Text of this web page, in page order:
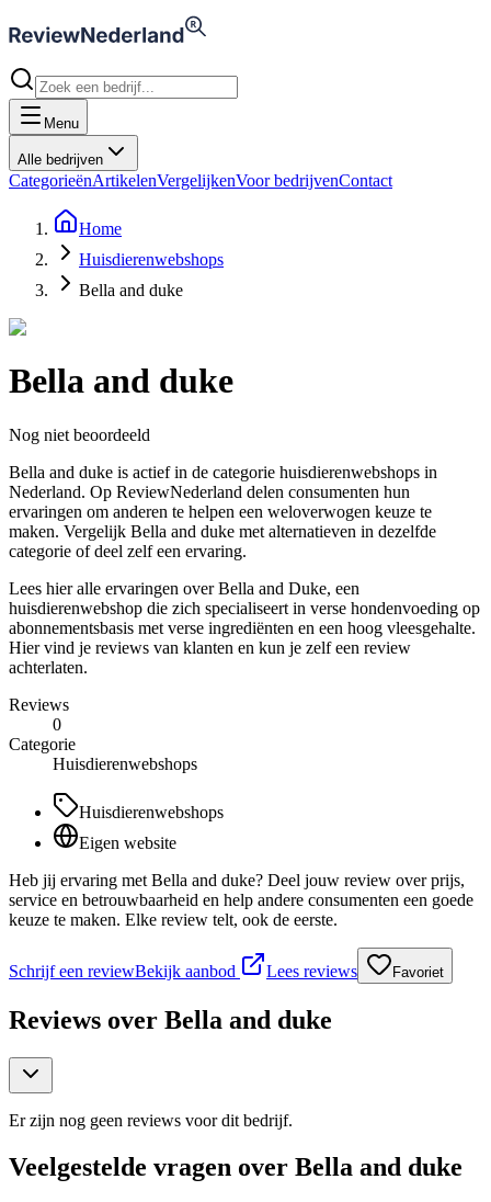
Menu
Alle bedrijven
CategorieënArtikelenVergelijkenVoor bedrijvenContact
Home
Huisdierenwebshops
Bella and duke
Bella and duke
Nog niet beoordeeld
Bella and duke is actief in de categorie huisdierenwebshops in
Nederland. Op ReviewNederland delen consumenten hun
ervaringen om anderen te helpen een weloverwogen keuze te
maken. Vergelijk Bella and duke met alternatieven in dezelfde
categorie of deel zelf een ervaring.
Lees hier alle ervaringen over Bella and Duke, een
huisdierenwebshop die zich specialiseert in verse hondenvoeding op
abonnementsbasis met verse ingrediënten en een hoog vleesgehalte.
Hier vind je reviews van klanten en kun je zelf een review
achterlaten.
Reviews
0
Categorie
Huisdierenwebshops
Huisdierenwebshops
Eigen website
Heb jij ervaring met Bella and duke? Deel jouw review over prijs,
service en betrouwbaarheid en help andere consumenten een goede
keuze te maken. Elke review telt, ook de eerste.
Schrijf een reviewBekijk aanbod Lees reviews Favoriet
Reviews over Bella and duke
Er zijn nog geen reviews voor dit bedrijf.
Veelgestelde vragen over Bella and duke